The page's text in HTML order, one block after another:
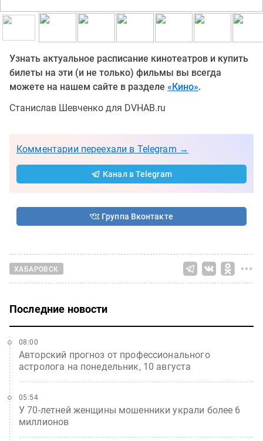
Узнать актуальное расписание кинотеатров и купить
билеты на эти (и не только) фильмы вы всегда
можете на нашем сайте в разделе «Кино».
Станислав Шевченко для DVHAB.ru
Комментарии переехали в Telegram →
Канал в Telegram
Группа Вконтакте
ХАБАРОВСК
Последние новости
Авторский прогноз от профессионального
астролога на понедельник, 10 августа
08:00
У 70-летней женщины мошенники украли более 6
миллионов
05:54